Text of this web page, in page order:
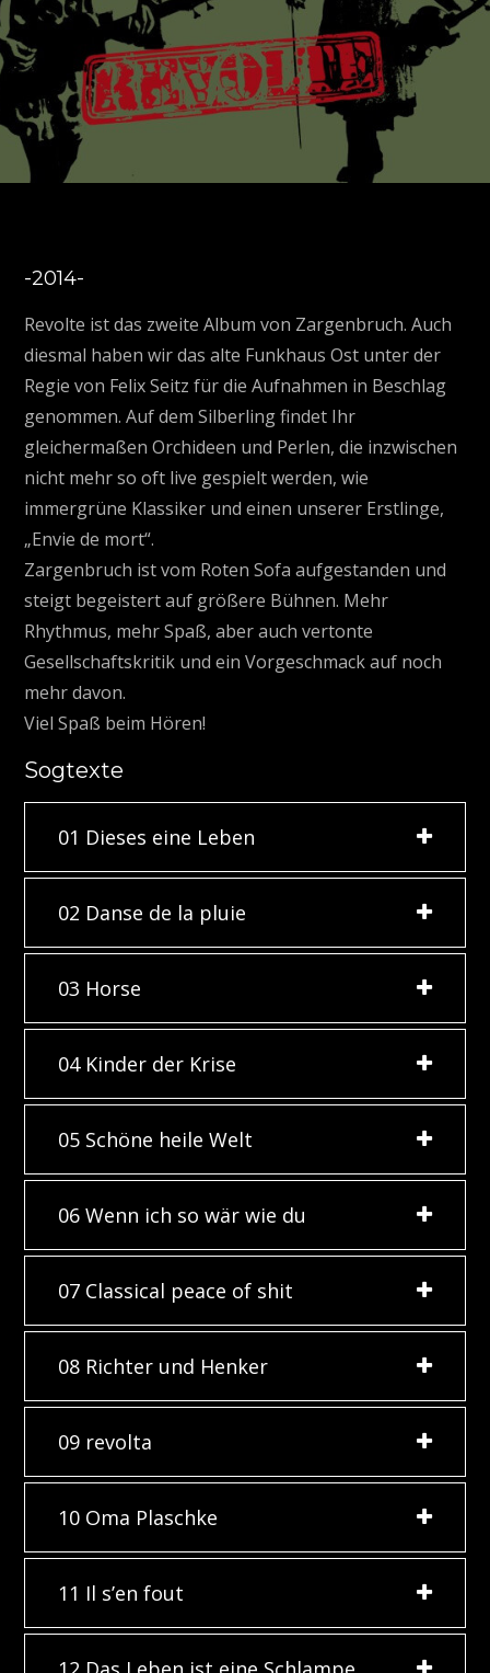
-2014-
Revolte ist das zweite Album von Zargenbruch. Auch
diesmal haben wir das alte Funkhaus Ost unter der
Regie von Felix Seitz für die Aufnahmen in Beschlag
genommen. Auf dem Silberling findet Ihr
gleichermaßen Orchideen und Perlen, die inzwischen
nicht mehr so oft live gespielt werden, wie
immergrüne Klassiker und einen unserer Erstlinge,
„Envie de mort“.
Zargenbruch ist vom Roten Sofa aufgestanden und
steigt begeistert auf größere Bühnen. Mehr
Rhythmus, mehr Spaß, aber auch vertonte
Gesellschaftskritik und ein Vorgeschmack auf noch
mehr davon.
Viel Spaß beim Hören!
Sogtexte
01 Dieses eine Leben
02 Danse de la pluie
03 Horse
04 Kinder der Krise
05 Schöne heile Welt
06 Wenn ich so wär wie du
07 Classical peace of shit
08 Richter und Henker
09 revolta
10 Oma Plaschke
11 Il s’en fout